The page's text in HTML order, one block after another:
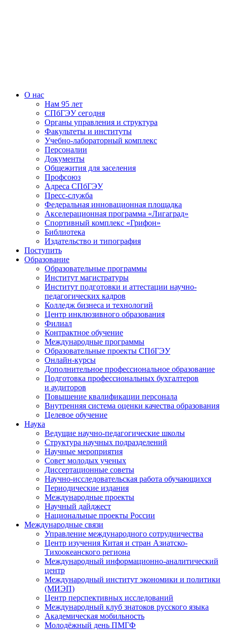
О нас
Нам 95 лет
СПбГЭУ сегодня
Органы управления и структура
Факультеты и институты
Учебно-лабораторный комплекс
Персоналии
Документы
Общежития для заселения
Профсоюз
Адреса СПбГЭУ
Пресс-служба
Федеральная инновационная площадка
Акселерационная программа «Лигаград»­­
Спортивный комплекс «Грифон»
Библиотека
Издательство и типография
Поступить
Образование
Образовательные программы
Институт магистратуры
Институт подготовки и аттестации научно-
педагогических кадров
Колледж бизнеса и технологий
Центр инклюзивного образования
Филиал
Контрактное обучение
Международные программы
Образовательные проекты СПбГЭУ
Онлайн-курсы
Дополнительное профессиональное образование
Подготовка профессиональных бухгалтеров
и аудиторов
Повышение квалификации персонала
Внутренняя система оценки качества образования
Целевое обучение
Наука
Ведущие научно-педагогические школы
Структура научных подразделений
Научные мероприятия
Совет молодых ученых
Диссертационные советы
Научно-исследовательская работа обучающихся
Периодические издания
Международные проекты
Научный дайджест
Национальные проекты России
Международные связи
Управление международного сотрудничества
Центр изучения Китая и стран Азиатско-
Тихоокеанского региона
Международный информационно-аналитический
центр
Международный институт экономики и политики
(МИЭП)
Центр перспективных исследований
Международный клуб знатоков русского языка
Академическая мобильность
Молодёжный день ПМГФ